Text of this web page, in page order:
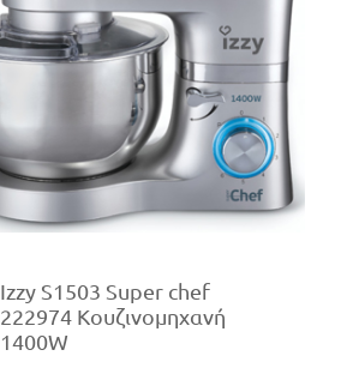
Izzy S1503 Super chef
222974 Κουζινομηχανή
1400W